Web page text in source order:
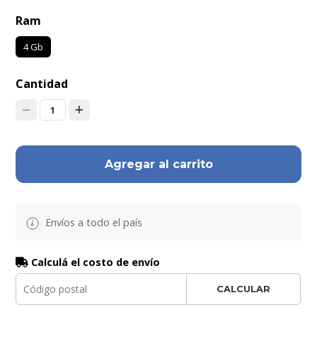
Ram
4 Gb
Cantidad
1
Agregar al carrito
Envíos a todo el país
Calculá el costo de envío
CALCULAR